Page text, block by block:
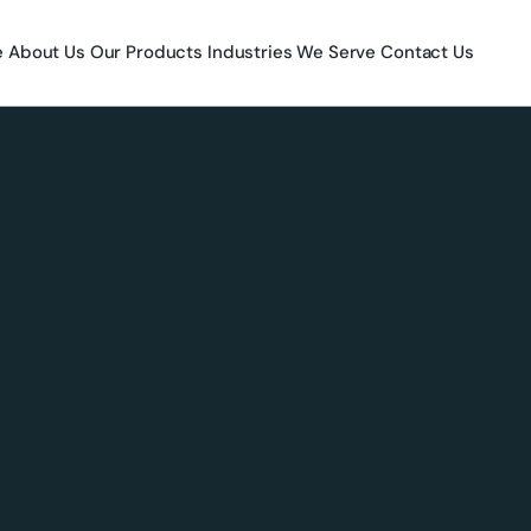
About Us Our Products Industries We Serve Contact Us